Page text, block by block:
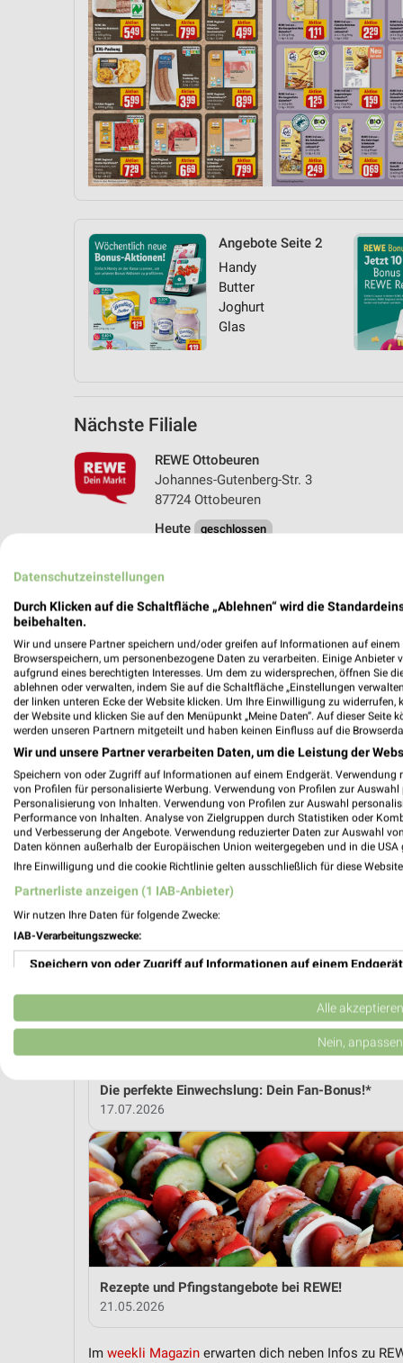
Angebote Seite 2
Handy
Butter
Joghurt
Glas
Nächste Filiale
REWE Ottobeuren
Johannes-Gutenberg-Str. 3
87724 Ottobeuren
Heute
geschlossen
Angebote-Kalender für REWE in
Aug.
03Mo 04Di 05Mi 06 Do 07Fr
weekli Magazin
Die perfekte Einwechslung: Dein Fan-Bonus!*
17.07.2026
Rezepte und Pfingstangebote bei REWE!
21.05.2026
Im weekli Magazin erwarten dich neben Infos zu
Datenschutzeinstellungen
Durch Klicken auf die Schaltfläche „Ablehnen“ wird die
beibehalten.
Wir und unsere Partner speichern und/oder greifen auf Informationen auf einem
Browserspeichern, um personenbezogene Daten zu verarbeiten. Einige
aufgrund eines berechtigten Interesses. Um dem zu widersprechen, öffnen Sie
ablehnen oder verwalten, indem Sie auf die Schaltfläche „Einstellungen
der linken unteren Ecke der Website klicken. Um Ihre Einwilligung zu
der Website und klicken Sie auf den Menüpunkt „Meine Daten“. Auf dieser
werden unseren Partnern mitgeteilt und haben keinen Einfluss auf die
Wir und unsere Partner verarbeiten Daten, um die Leistung der
Speichern von oder Zugriff auf Informationen auf einem Endgerät. Verwendung
von Profilen für personalisierte Werbung. Verwendung von Profilen zur
Personalisierung von Inhalten. Verwendung von Profilen zur Auswahl
Performance von Inhalten. Analyse von Zielgruppen durch Statistiken oder
und Verbesserung der Angebote. Verwendung reduzierter Daten zur Auswahl
Daten können außerhalb der Europäischen Union weitergegeben und in die USA
Ihre Einwilligung und die cookie Richtlinie gelten ausschließlich für diese
Partnerliste anzeigen (1 IAB-Anbieter)
Wir nutzen Ihre Daten für folgende Zwecke:
IAB-Verarbeitungszwecke:
Speichern von oder Zugriff auf Informationen auf einem Endgerät
Verwendung reduzierter Daten zur Auswahl von Werbeanzeigen
Erstellung von Profilen für personalisierte Werbung
Erstellung von Profilen zur Personalisierung von Inhalten
Verwendung von Profilen zur Auswahl personalisierter Inhalte
Messung der Werbeleistung
Messung der Performance von Inhalten
Analyse von Zielgruppen durch Statistiken oder Kombinationen
Entwicklung und Verbesserung der Angebote
Verwendung reduzierter Daten zur Auswahl von Inhalten
Alle akzeptieren
Nein, anpassen